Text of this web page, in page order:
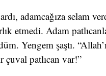
adamcağıza selam
etmedi. Adam
Yengem şaştı.
çuval patlıcan var!”